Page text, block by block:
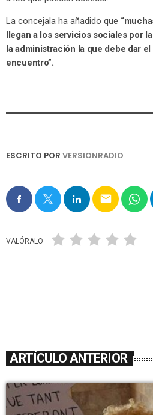
La concejala ha añadido que
llegan a los servicios sociales por
la administración la que debe dar el
encuentro”.
ESCRITO POR VERSIONRADIO
email
VALÓRALO
ARTÍCULO ANTERIOR